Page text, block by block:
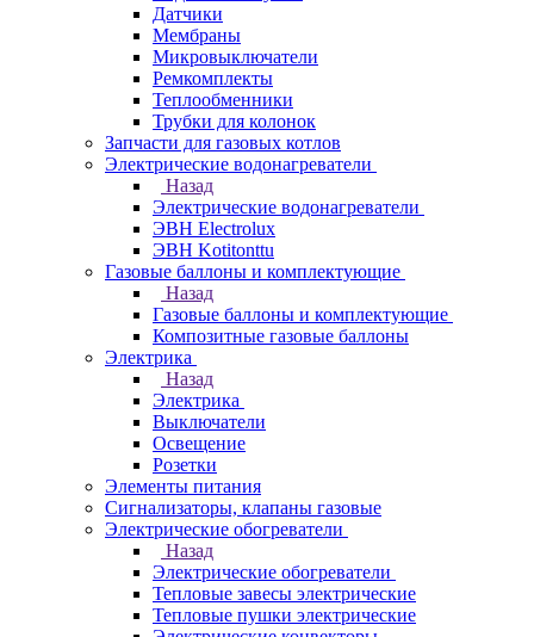
Датчики
Мембраны
Микровыключатели
Ремкомплекты
Теплообменники
Трубки для колонок
Запчасти для газовых котлов
Электрические водонагреватели
Назад
Электрические водонагреватели
ЭВН Electrolux
ЭВН Kotitonttu
Газовые баллоны и комплектующие
Назад
Газовые баллоны и комплектующие
Композитные газовые баллоны
Электрика
Назад
Электрика
Выключатели
Освещение
Розетки
Элементы питания
Сигнализаторы, клапаны газовые
Электрические обогреватели
Назад
Электрические обогреватели
Тепловые завесы электрические
Тепловые пушки электрические